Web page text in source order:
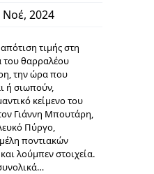
Νοέ, 2024
τιμής στη
του θαρραλέου
την ώρα που
ή σιωπούν,
κείμενο του
Γιάννη Μπουτάρη,
Πύργο,
ποντιακών
λούμπεν στοιχεία.